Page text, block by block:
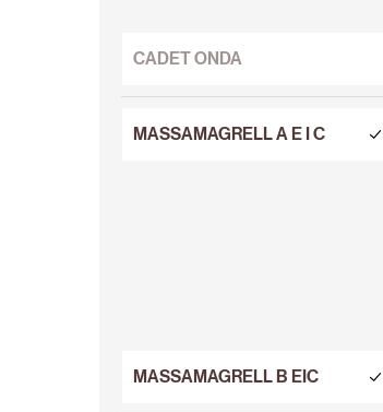
CADET ONDA
MASSAMAGRELL A E I C
MASSAMAGRELL B EIC